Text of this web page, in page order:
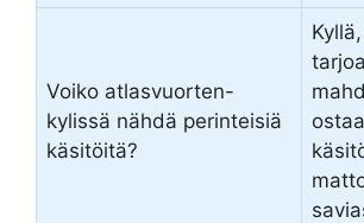
Voiko atlasvuorten-
kylissä nähdä perinteisiä
käsitöitä?